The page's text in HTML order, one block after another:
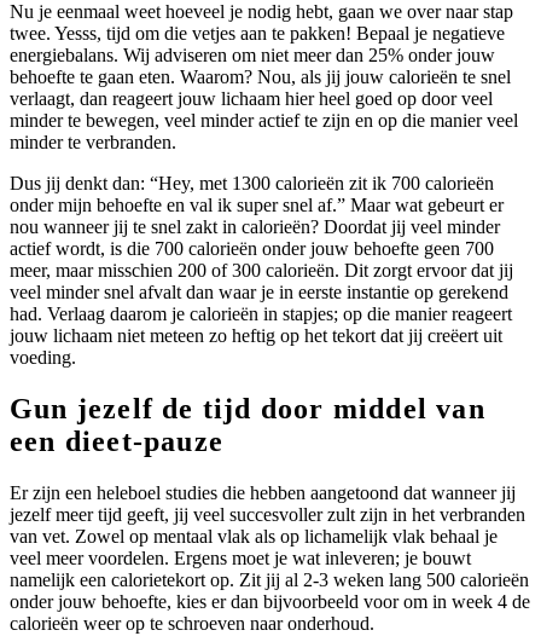
Nu je eenmaal weet hoeveel je nodig hebt, gaan we over naar stap
twee. Yesss, tijd om die vetjes aan te pakken! Bepaal je negatieve
energiebalans. Wij adviseren om niet meer dan 25% onder jouw
behoefte te gaan eten. Waarom? Nou, als jij jouw calorieën te snel
verlaagt, dan reageert jouw lichaam hier heel goed op door veel
minder te bewegen, veel minder actief te zijn en op die manier veel
minder te verbranden.
Dus jij denkt dan: “Hey, met 1300 calorieën zit ik 700 calorieën
onder mijn behoefte en val ik super snel af.” Maar wat gebeurt er
nou wanneer jij te snel zakt in calorieën? Doordat jij veel minder
actief wordt, is die 700 calorieën onder jouw behoefte geen 700
meer, maar misschien 200 of 300 calorieën. Dit zorgt ervoor dat jij
veel minder snel afvalt dan waar je in eerste instantie op gerekend
had. Verlaag daarom je calorieën in stapjes; op die manier reageert
jouw lichaam niet meteen zo heftig op het tekort dat jij creëert uit
voeding.
Gun jezelf de tijd door middel van
een dieet-pauze
Er zijn een heleboel studies die hebben aangetoond dat wanneer jij
jezelf meer tijd geeft, jij veel succesvoller zult zijn in het verbranden
van vet. Zowel op mentaal vlak als op lichamelijk vlak behaal je
veel meer voordelen. Ergens moet je wat inleveren; je bouwt
namelijk een calorietekort op. Zit jij al 2-3 weken lang 500 calorieën
onder jouw behoefte, kies er dan bijvoorbeeld voor om in week 4 de
calorieën weer op te schroeven naar onderhoud.